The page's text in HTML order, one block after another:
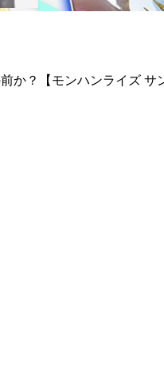
か？【モンハンライズ サ